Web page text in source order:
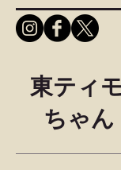
東ティ
ちゃ